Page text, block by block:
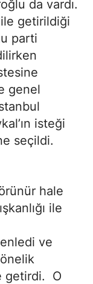
da vardı.
getirildiği
parti
genel
isteği
seçildi.
hale
ile
ve
getirdi.
O